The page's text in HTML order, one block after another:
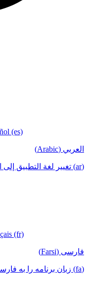
(es)
العربي (Arabic)
(ar) تغيير لغة التطبيق إلى العربية
(fr)
فارسی (Farsi)
(fa) زبان برنامه را به فارسی تغییر دهید